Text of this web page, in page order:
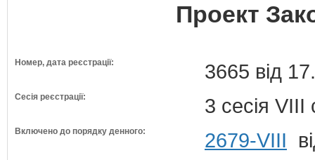
Проект
Номер, дата реєстрації: 3665 від
Сесія реєстрації: 3 сесія VIII
Включено до порядку денного: 2679-VIII